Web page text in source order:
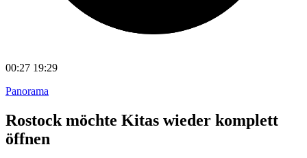
00:27 19:29
Panorama
Rostock möchte Kitas wieder komplett
öffnen